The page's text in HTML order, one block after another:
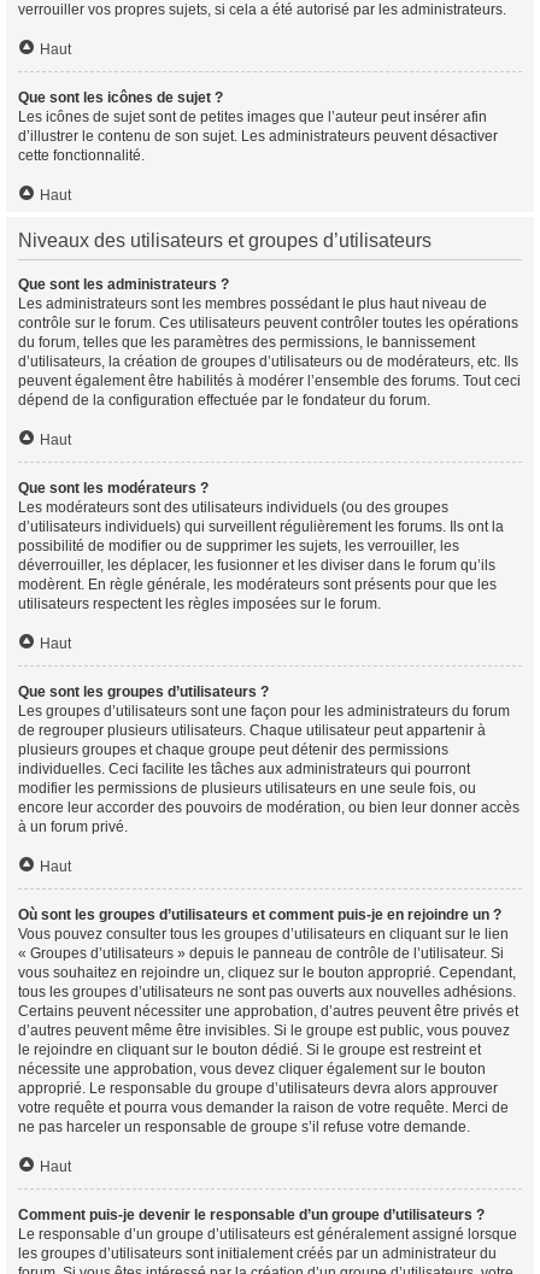
verrouiller vos propres sujets, si cela a été autorisé par les administrateurs.
Haut
Que sont les icônes de sujet ?
Les icônes de sujet sont de petites images que l’auteur peut insérer afin
d’illustrer le contenu de son sujet. Les administrateurs peuvent désactiver
cette fonctionnalité.
Haut
Niveaux des utilisateurs et groupes d’utilisateurs
Que sont les administrateurs ?
Les administrateurs sont les membres possédant le plus haut niveau de
contrôle sur le forum. Ces utilisateurs peuvent contrôler toutes les opérations
du forum, telles que les paramètres des permissions, le bannissement
d’utilisateurs, la création de groupes d’utilisateurs ou de modérateurs, etc. Ils
peuvent également être habilités à modérer l’ensemble des forums. Tout ceci
dépend de la configuration effectuée par le fondateur du forum.
Haut
Que sont les modérateurs ?
Les modérateurs sont des utilisateurs individuels (ou des groupes
d’utilisateurs individuels) qui surveillent régulièrement les forums. Ils ont la
possibilité de modifier ou de supprimer les sujets, les verrouiller, les
déverrouiller, les déplacer, les fusionner et les diviser dans le forum qu’ils
modèrent. En règle générale, les modérateurs sont présents pour que les
utilisateurs respectent les règles imposées sur le forum.
Haut
Que sont les groupes d’utilisateurs ?
Les groupes d’utilisateurs sont une façon pour les administrateurs du forum
de regrouper plusieurs utilisateurs. Chaque utilisateur peut appartenir à
plusieurs groupes et chaque groupe peut détenir des permissions
individuelles. Ceci facilite les tâches aux administrateurs qui pourront
modifier les permissions de plusieurs utilisateurs en une seule fois, ou
encore leur accorder des pouvoirs de modération, ou bien leur donner accès
à un forum privé.
Haut
Où sont les groupes d’utilisateurs et comment puis-je en rejoindre un ?
Vous pouvez consulter tous les groupes d’utilisateurs en cliquant sur le lien
« Groupes d’utilisateurs » depuis le panneau de contrôle de l’utilisateur. Si
vous souhaitez en rejoindre un, cliquez sur le bouton approprié. Cependant,
tous les groupes d’utilisateurs ne sont pas ouverts aux nouvelles adhésions.
Certains peuvent nécessiter une approbation, d’autres peuvent être privés et
d’autres peuvent même être invisibles. Si le groupe est public, vous pouvez
le rejoindre en cliquant sur le bouton dédié. Si le groupe est restreint et
nécessite une approbation, vous devez cliquer également sur le bouton
approprié. Le responsable du groupe d’utilisateurs devra alors approuver
votre requête et pourra vous demander la raison de votre requête. Merci de
ne pas harceler un responsable de groupe s’il refuse votre demande.
Haut
Comment puis-je devenir le responsable d’un groupe d’utilisateurs ?
Le responsable d’un groupe d’utilisateurs est généralement assigné lorsque
les groupes d’utilisateurs sont initialement créés par un administrateur du